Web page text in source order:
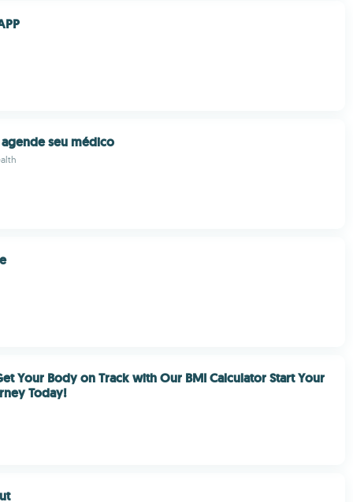
seu médico
Your Body on Track with Our BMI Calculator Start Your
Today!